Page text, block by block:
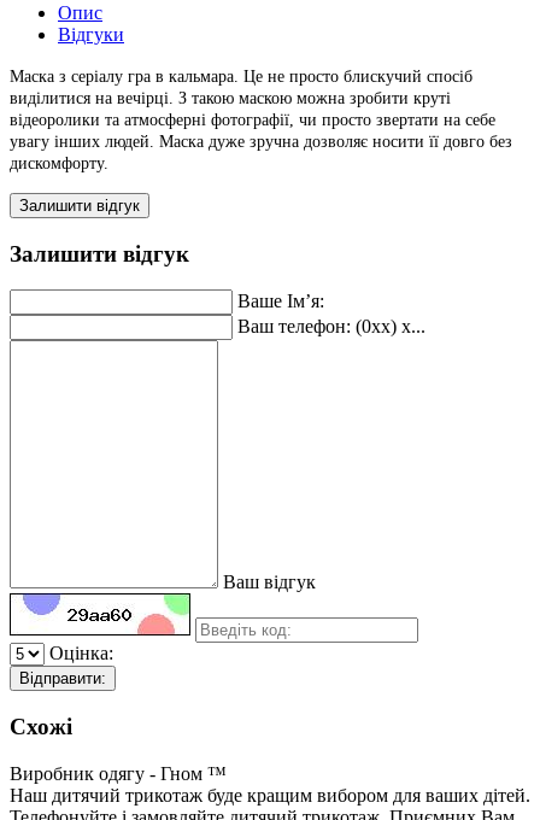
Опис
Відгуки
Маска з серіалу гра в кальмара. Це не просто блискучий спосіб
виділитися на вечірці. З такою маскою можна зробити круті
відеоролики та атмосферні фотографії, чи просто звертати на себе
увагу інших людей. Маска дуже зручна дозволяє носити її довго без
дискомфорту.
Залишити відгук
Залишити відгук
Ваше Ім’я:
Ваш телефон: (0xx) x...
Ваш відгук
Оцінка:
Відправити:
Схожі
Виробник одягу - Гном ™
Наш дитячий трикотаж буде кращим вибором для ваших дітей.